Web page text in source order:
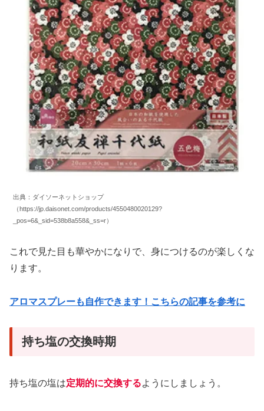
出典：ダイソーネットショップ
（https://jp.daisonet.com/products/4550480020129?
_pos=6&_sid=538b8a558&_ss=r）
これで見た目も華やかになりで、身につけるのが楽しくな
ります。
アロマスプレーも自作できます！こちらの記事を参考に
持ち塩の交換時期
持ち塩の塩は定期的に交換するようにしましょう。